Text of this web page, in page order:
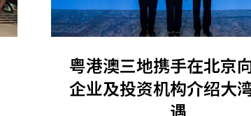
粤港澳三地携手在北京
企业及投资机构介绍大
遇